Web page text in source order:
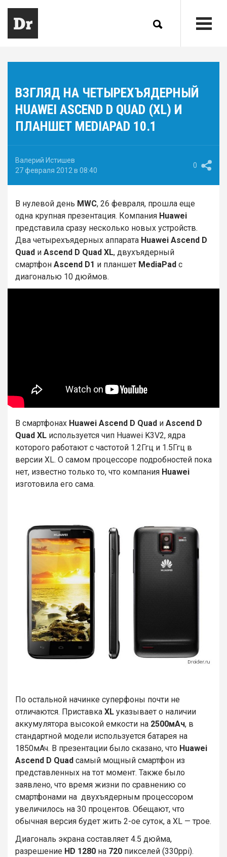
ВЗГЛЯД НА ЧЕТЫРЕХЪЯДЕРНЫЙ
HUAWEI ASCEND D QUAD (XL) И
ПЛАНШЕТ MEDIAPAD 10.1
Валерий Истишев
27 февраля 2012 в 08:40
0
В нулевой день MWC, 26 февраля, прошла еще
одна крупная презентация. Компания Huawei
представила сразу несколько новых устройств.
Два четырехъядерных аппарата Huawei Ascend D
Quad и Ascend D Quad XL, двухъядерный
смартфон Ascend D1 и планшет MediaPad с
диагональю 10 дюймов.
В смартфонах Huawei Ascend D Quad и Ascend D
Quad XL используется чип Huawei K3V2, ядра
которого работают с частотой 1.2Ггц и 1.5Ггц в
версии XL. О самом процессоре подробностей пока
нет, известно только то, что компания Huawei
изготовила его сама.
По остальной начинке суперфоны почти не
отличаются. Приставка XL указывает о наличии
аккумулятора высокой емкости на 2500мАч, в
стандартной модели используется батарея на
1850мАч. В презентации было сказано, что Huawei
Ascend D Quad самый мощный смартфон из
представленных на тот момент. Также было
заявлено, что время жизни по сравнению со
смартфонами на двухъядерным процессором
увеличилось на 30 процентов. Обещают, что
обычная версия будет жить 2-ое суток, а XL — трое.
Диагональ экрана составляет 4.5 дюйма,
разрешение HD 1280 на 720 пикселей (330ppi).